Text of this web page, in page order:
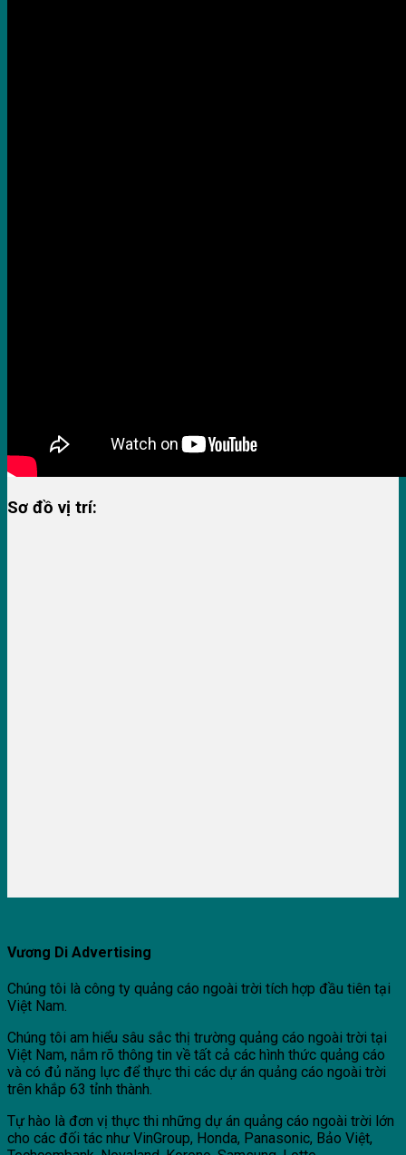
Sơ đồ vị trí:
Vương Di Advertising
Chúng tôi là công ty quảng cáo ngoài trời tích hợp đầu tiên tại
Việt Nam.
Chúng tôi am hiểu sâu sắc thị trường quảng cáo ngoài trời tại
Việt Nam, nắm rõ thông tin về tất cả các hình thức quảng cáo
và có đủ năng lực để thực thi các dự án quảng cáo ngoài trời
trên khắp 63 tỉnh thành.
Tự hào là đơn vị thực thi những dự án quảng cáo ngoài trời lớn
cho các đối tác như VinGroup, Honda, Panasonic, Bảo Việt,